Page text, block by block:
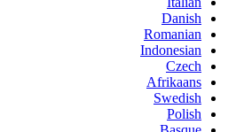
Danish
Romanian
Indonesian
Czech
Afrikaans
Swedish
Polish